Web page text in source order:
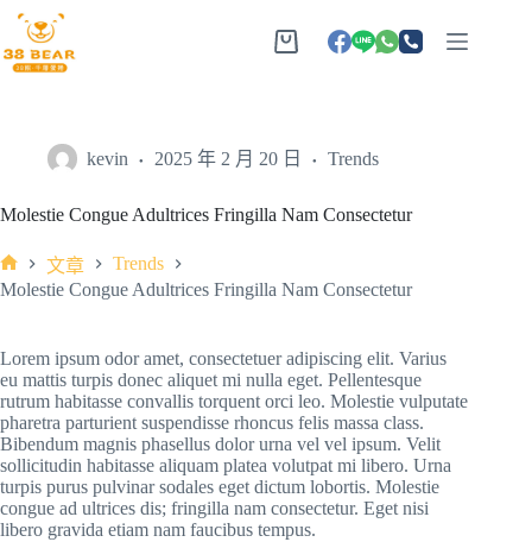
kevin 2025 年 2 月 20 日 Trends
Molestie Congue Adultrices Fringilla Nam Consectetur
文章
Trends
Molestie Congue Adultrices Fringilla Nam Consectetur
Lorem ipsum odor amet, consectetuer adipiscing elit. Varius
eu mattis turpis donec aliquet mi nulla eget. Pellentesque
rutrum habitasse convallis torquent orci leo. Molestie vulputate
pharetra parturient suspendisse rhoncus felis massa class.
Bibendum magnis phasellus dolor urna vel vel ipsum. Velit
sollicitudin habitasse aliquam platea volutpat mi libero. Urna
turpis purus pulvinar sodales eget dictum lobortis. Molestie
congue ad ultrices dis; fringilla nam consectetur. Eget nisi
libero gravida etiam nam faucibus tempus.